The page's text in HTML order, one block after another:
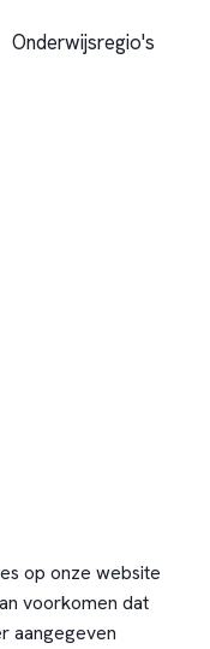
Onderwijsregio's
op onze website
voorkomen dat
aangegeven